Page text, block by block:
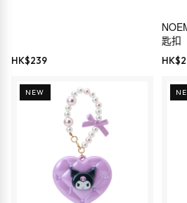
HK$239
匙扣
HK$
NEW